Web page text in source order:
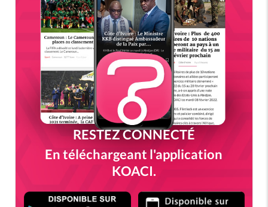
RESTEZ CONNECTÉ
En téléchargeant l'application
KOACI.